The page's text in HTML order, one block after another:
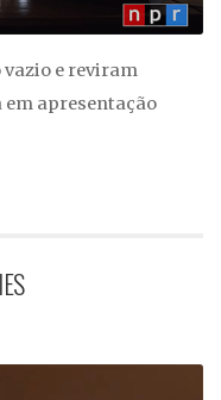
e reviram
apresentação